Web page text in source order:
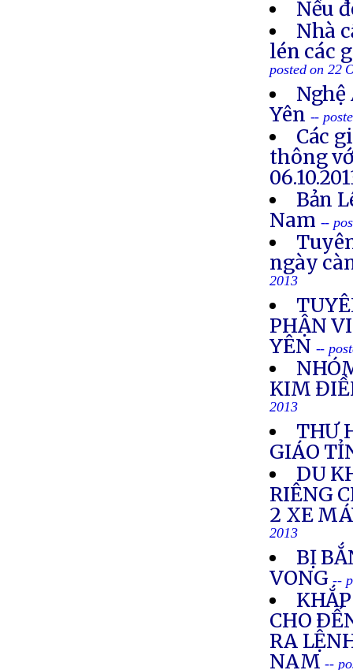
Nếu
Nhà
lén các
posted on 22
Nghệ
Yên --
Các
thông
Bản
Nam --
ngày
2013
PHẬN
YÊN --
KIM
2013
THƯ
GIÁO
DU
RIÊNG
2 XE
2013
BỊ
VONG --
CHO
RA
NAM--